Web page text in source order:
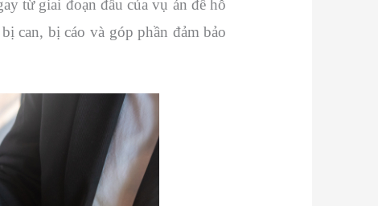
từ giai đoạn đầu của vụ án để hỗ
can, bị cáo và góp phần đảm bảo